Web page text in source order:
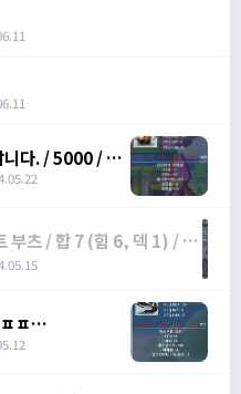
o/saV2un6f
o/saV2un6f
다. / 5000 / 합
/
o/sXdW68fg
부츠 / 합 7 (힘 6, 덱 1) / 노
적 50제 신발 /
o/gZBKQ6mg
ㅍ
o/stiknaUf